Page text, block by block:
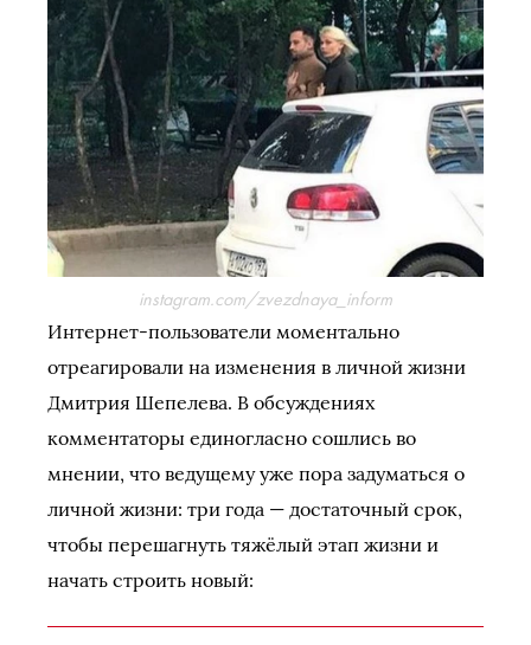
instagram.com/zvezdnaya_inform
Интернет-пользователи моментально
отреагировали на изменения в личной жизни
Дмитрия Шепелева. В обсуждениях
комментаторы единогласно сошлись во
мнении, что ведущему уже пора задуматься о
личной жизни: три года — достаточный срок,
чтобы перешагнуть тяжёлый этап жизни и
начать строить новый: